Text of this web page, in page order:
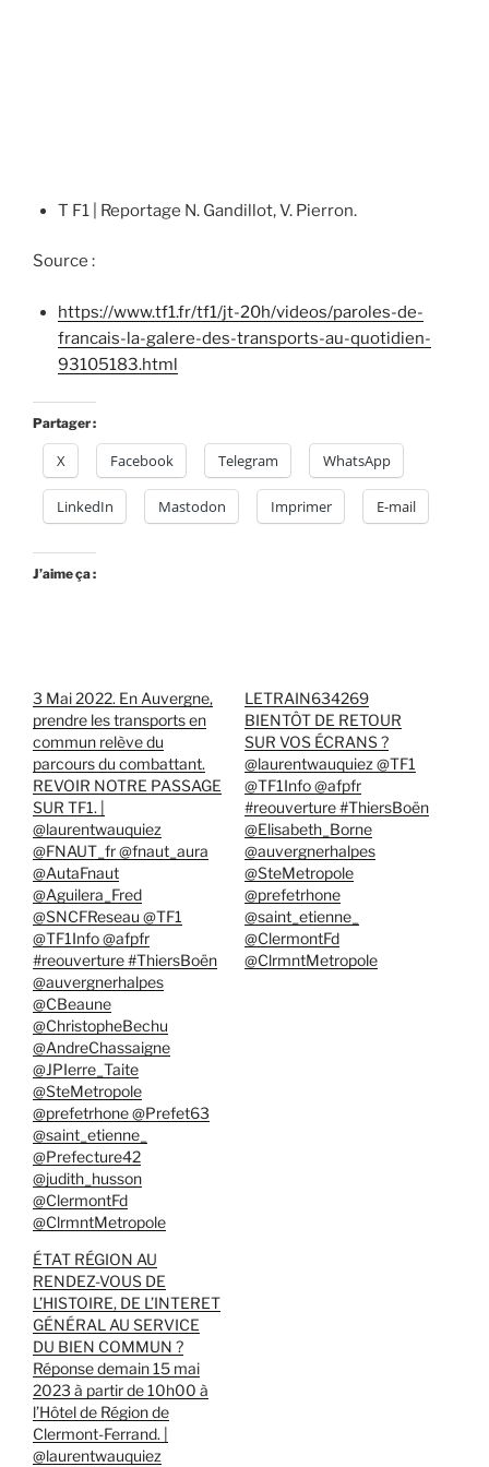
T F1 | Reportage N. Gandillot, V. Pierron.
Source :
https://www.tf1.fr/tf1/jt-20h/videos/paroles-de-
francais-la-galere-des-transports-au-quotidien-
93105183.html
Partager :
X Facebook Telegram WhatsApp
LinkedIn Mastodon Imprimer E-mail
J’aime ça :
3 Mai 2022. En Auvergne,
prendre les transports en
commun relève du
parcours du combattant.
REVOIR NOTRE PASSAGE
SUR TF1. |
@laurentwauquiez
@FNAUT_fr @fnaut_aura
@AutaFnaut
@Aguilera_Fred
@SNCFReseau @TF1
@TF1Info @afpfr
#reouverture #ThiersBoën
@auvergnerhalpes
@CBeaune
@ChristopheBechu
@AndreChassaigne
@JPIerre_Taite
@SteMetropole
@prefetrhone @Prefet63
@saint_etienne_
@Prefecture42
@judith_husson
@ClermontFd
@ClrmntMetropole
LETRAIN634269
BIENTÔT DE RETOUR
SUR VOS ÉCRANS ?
@laurentwauquiez @TF1
@TF1Info @afpfr
#reouverture #ThiersBoën
@Elisabeth_Borne
@auvergnerhalpes
@SteMetropole
@prefetrhone
@saint_etienne_
@ClermontFd
@ClrmntMetropole
ÉTAT RÉGION AU
RENDEZ-VOUS DE
L’HISTOIRE, DE L’INTERET
GÉNÉRAL AU SERVICE
DU BIEN COMMUN ?
Réponse demain 15 mai
2023 à partir de 10h00 à
l’Hôtel de Région de
Clermont-Ferrand. |
@laurentwauquiez